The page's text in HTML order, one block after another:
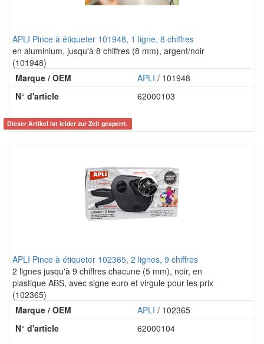
APLI Pince à étiqueter 101948, 1 ligne, 8 chiffres
en aluminium, jusqu'à 8 chiffres (8 mm), argent/noir
(101948)
Marque / OEM
APLI / 101948
N° d'article
62000103
Dieser Artikel ist leider zur Zeit gesperrt.
APLI Pince à étiqueter 102365, 2 lignes, 9 chiffres
2 lignes jusqu'à 9 chiffres chacune (5 mm), noir, en
plastique ABS, avec signe euro et virgule pour les prix
(102365)
Marque / OEM
APLI / 102365
N° d'article
62000104